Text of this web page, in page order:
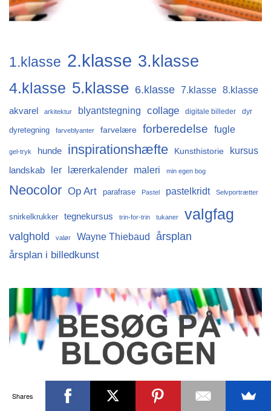
1.klasse 2.klasse 3.klasse
4.klasse 5.klasse 6.klasse 7.klasse 8.klasse
akvarel arkitektur blyantstegning collage digitale billeder dyr
dyretegning farveblyanter farvelære forberedelse fugle
gel-tryk hunde inspirationshæfte Kunsthistorie kursus
landskab ler lærerkalender maleri min egen bog
Neocolor Op Art parafrase Pastel pastelkridt Selvportrætter
snirkelkrukker tegnekursus trin-for-trin tukaner valgfag
valghold valør Wayne Thiebaud årsplan
årsplan i billedkunst
3.600.628 hits
Shares